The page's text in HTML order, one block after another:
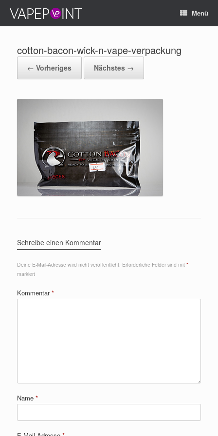
Menü
cotton-bacon-wick-n-vape-verpackung
← Vorheriges Nächstes →
Schreibe einen Kommentar
Deine E-Mail-Adresse wird nicht veröffentlicht. Erforderliche Felder sind mit *
markiert
Kommentar*
Name *